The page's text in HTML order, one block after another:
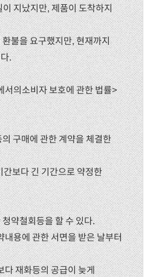
지났지만, 제품이 도착하지
불을 요구했지만, 현재까지
.
서의소비자 보호에 관한 법률>
구매에 관한 계약을 체결한
보다 긴 기간으로 약정한
약철회등을 할 수 있다.
용에 관한 서면을 받은 날부터
다 재화등의 공급이 늦게